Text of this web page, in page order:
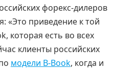
форекс-дилеров
«Это приведение к той
которая есть во всех
клиенты российских
модели B-Book, когда и